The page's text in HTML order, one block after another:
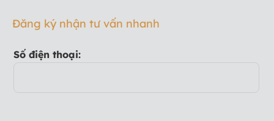
Đăng ký nhận tư vấn nhanh
Số điện thoại: